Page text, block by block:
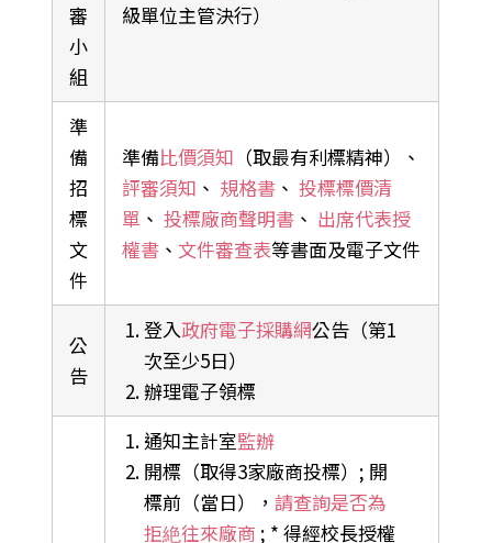
審
小
組
級單位主管決行）
準
備
招
標
文
件
準備比價須知 （取最有利標精神）、
評審須知 、 規格書 、投標標價清
單 、投標廠商聲明書 、 出席代表授
權書 、文件審查表等書面及電子文件
公
告
登入政府電子採購網公告（第1
次至少5日）
辦理電子領標
通知主計室監辦
開標（取得3家廠商投標）; 開
標前（當日）， 請查詢是否為
拒絶往來廠商 ; * 得經校長授權